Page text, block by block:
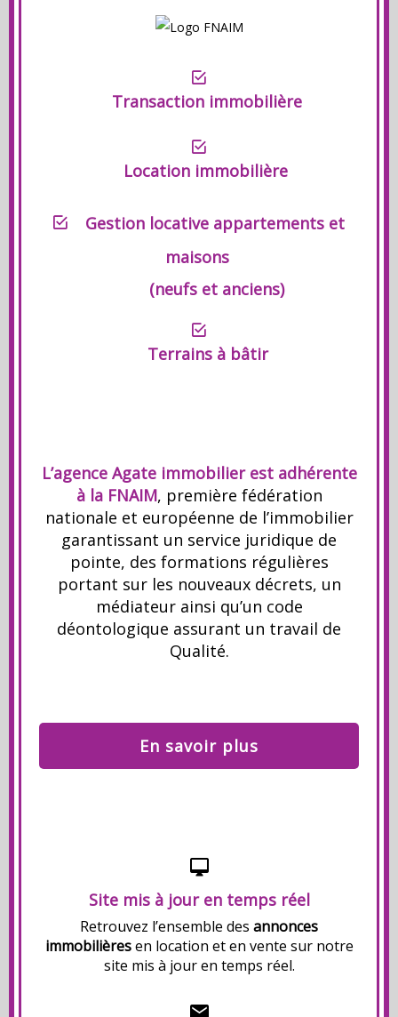
Transaction immobilière
Location immobilière
Gestion locative appartements et
maisons
(neufs et anciens)
Terrains à bâtir
L’agence Agate immobilier est adhérente
à la FNAIM, première fédération
nationale et européenne de l’immobilier
garantissant un service juridique de
pointe, des formations régulières
portant sur les nouveaux décrets, un
médiateur ainsi qu’un code
déontologique assurant un travail de
Qualité.
En savoir plus
Site mis à jour en temps réel
Retrouvez l’ensemble des annonces
immobilièresen location et en vente sur notre
site mis à jour en temps réel.